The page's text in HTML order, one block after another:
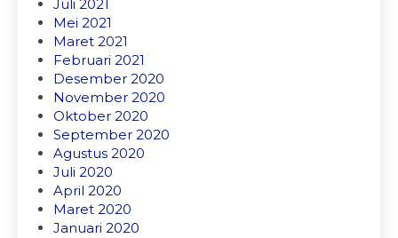
Juli 2021
Mei 2021
Maret 2021
Februari 2021
Desember 2020
November 2020
Oktober 2020
September 2020
Agustus 2020
Juli 2020
April 2020
Maret 2020
Januari 2020